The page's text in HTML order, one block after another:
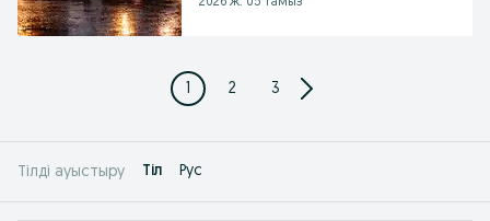
1 2 3
Тілді ауыстыру Tіл Рус